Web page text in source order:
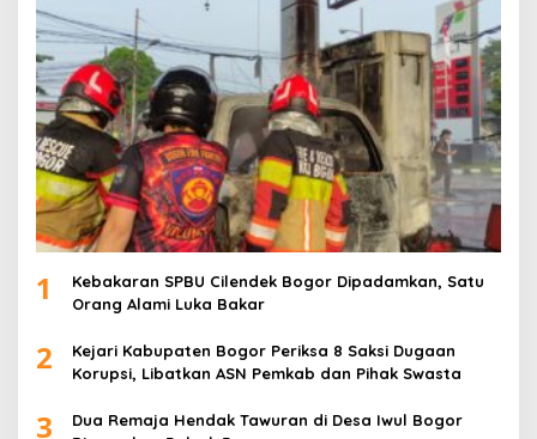
1
Kebakaran SPBU Cilendek Bogor Dipadamkan, Satu
Orang Alami Luka Bakar
2
Kejari Kabupaten Bogor Periksa 8 Saksi Dugaan
Korupsi, Libatkan ASN Pemkab dan Pihak Swasta
3
Dua Remaja Hendak Tawuran di Desa Iwul Bogor